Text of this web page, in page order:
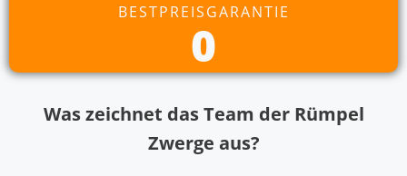
BESTPREISGARANTIE
0
Was zeichnet das Team der Rümpel
Zwerge aus?